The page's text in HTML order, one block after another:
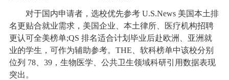
对于国内申请者，选校优先参考 U.S.News 美国本土排
名更贴合就业需求，美国企业、本土律所、医疗机构招聘
更认可全美榜单;QS 排名适合计划毕业后赴欧洲、亚洲就
业的学生，可作为辅助参考。THE、软科榜单中该校分别
位列 78、39，生物医学、公共卫生领域科研引用数据表现
突出。